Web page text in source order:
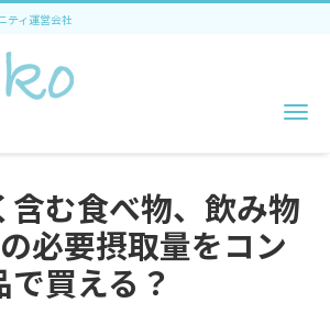
ティ運営会社
含む食べ物、飲み物
必要摂取量をコン
買える？